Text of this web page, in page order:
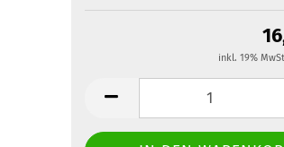
inkl. 19%